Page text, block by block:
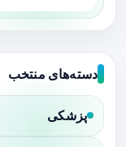
دسته‌های منتخب
پزشکی